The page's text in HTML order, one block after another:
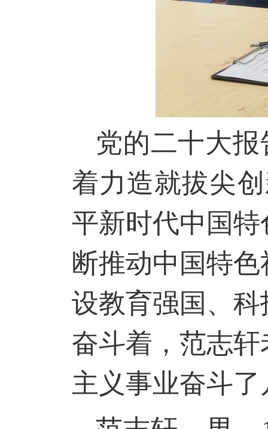
党的二十大
着力造就拔尖
平新时代中国
断推动中国特
设教育强国、
奋斗着，范志
主义事业奋斗